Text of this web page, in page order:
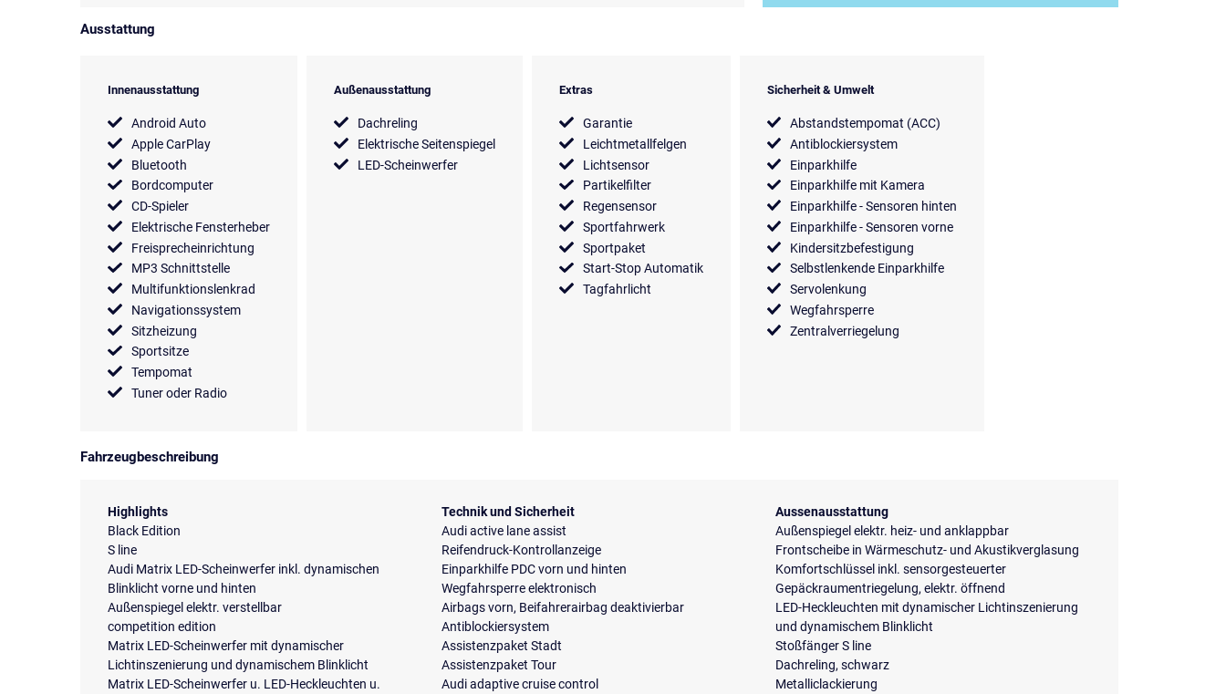
Ausstattung
Innenausstattung
Android Auto
Apple CarPlay
Bluetooth
Bordcomputer
CD-Spieler
Elektrische Fensterheber
Freisprecheinrichtung
MP3 Schnittstelle
Multifunktionslenkrad
Navigationssystem
Sitzheizung
Sportsitze
Tempomat
Tuner oder Radio
Außenausstattung
Dachreling
Elektrische Seitenspiegel
LED-Scheinwerfer
Extras
Garantie
Leichtmetallfelgen
Lichtsensor
Partikelfilter
Regensensor
Sportfahrwerk
Sportpaket
Start-Stop Automatik
Tagfahrlicht
Sicherheit & Umwelt
Abstandstempomat (ACC)
Antiblockiersystem
Einparkhilfe
Einparkhilfe mit Kamera
Einparkhilfe - Sensoren hinten
Einparkhilfe - Sensoren vorne
Kindersitzbefestigung
Selbstlenkende Einparkhilfe
Servolenkung
Wegfahrsperre
Zentralverriegelung
Fahrzeugbeschreibung
Highlights
Black Edition
S line
Audi Matrix LED-Scheinwerfer inkl. dynamischen
Blinklicht vorne und hinten
Außenspiegel elektr. verstellbar
competition edition
Matrix LED-Scheinwerfer mit dynamischer
Lichtinszenierung und dynamischem Blinklicht
Matrix LED-Scheinwerfer u. LED-Heckleuchten u.
Technik und Sicherheit
Audi active lane assist
Reifendruck-Kontrollanzeige
Einparkhilfe PDC vorn und hinten
Wegfahrsperre elektronisch
Airbags vorn, Beifahrerairbag deaktivierbar
Antiblockiersystem
Assistenzpaket Stadt
Assistenzpaket Tour
Audi adaptive cruise control
Aussenausstattung
Außenspiegel elektr. heiz- und anklappbar
Frontscheibe in Wärmeschutz- und Akustikverglasung
Komfortschlüssel inkl. sensorgesteuerter
Gepäckraumentriegelung, elektr. öffnend
LED-Heckleuchten mit dynamischer Lichtinszenierung
und dynamischem Blinklicht
Stoßfänger S line
Dachreling, schwarz
Metalliclackierung